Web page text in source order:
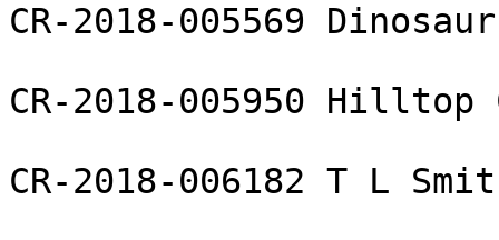
CR-2018-005569
CR-2018-005950
CR-2018-006182 T L